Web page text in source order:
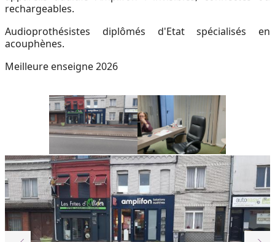
rechargeables.
Audioprothésistes diplômés d'Etat spécialisés en
acouphènes.
Meilleure enseigne 2026